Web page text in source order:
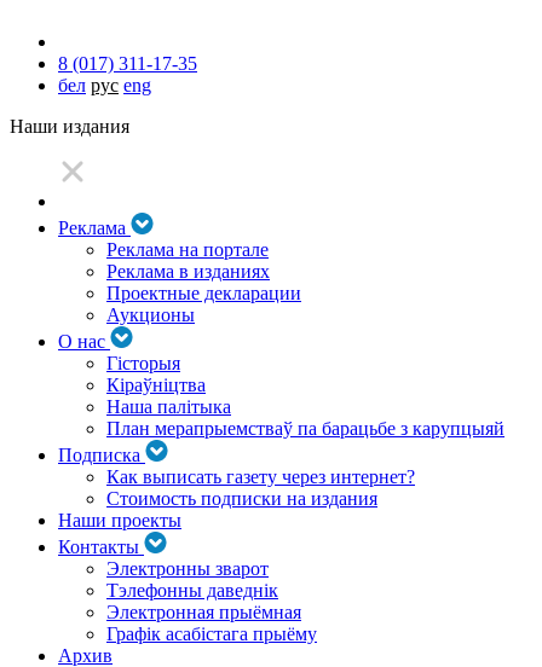
8 (017) 311-17-35
бел рус eng
Наши издания
Реклама
Реклама на портале
Реклама в изданиях
Проектные декларации
Аукционы
О нас
Гісторыя
Кіраўніцтва
Наша палітыка
План мерапрыемстваў па барацьбе з карупцыяй
Подписка
Как выписать газету через интернет?
Стоимость подписки на издания
Наши проекты
Контакты
Электронны зварот
Тэлефонны даведнік
Электронная прыёмная
Графік асабістага прыёму
Архив